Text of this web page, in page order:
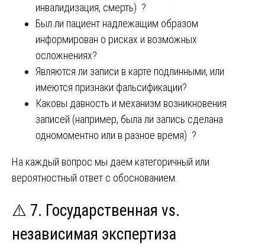
инвалидизация, смерть) ?
Был ли пациент надлежащим образом
информирован о рисках и возможных
осложнениях?
Являются ли записи в карте подлинными, или
имеются признаки фальсификации?
Каковы давность и механизм возникновения
записей (например, была ли запись сделана
одномоментно или в разное время) ?
На каждый вопрос мы даем категоричный или
вероятностный ответ с обоснованием.
⚠️ 7. Государственная vs.
независимая экспертиза